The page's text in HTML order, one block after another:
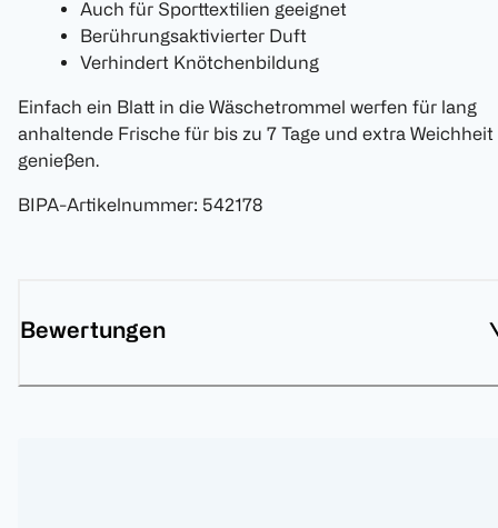
Auch für Sporttextilien geeignet
Berührungsaktivierter Duft
Verhindert Knötchenbildung
Einfach ein Blatt in die Wäschetrommel werfen für lang
anhaltende Frische für bis zu 7 Tage und extra Weichheit
genießen.
BIPA-Artikelnummer: 542178
Bewertungen